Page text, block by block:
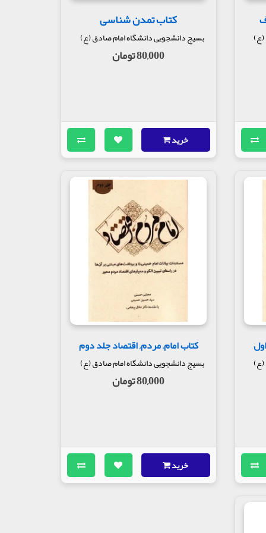
(ع)
کتاب تمدن شناسی
بسیج دانشجویی دانشگاه امام صادق (ع)
80,000 تومان
خرید
(ع)
کتاب امام, مردم, اقتصاد جلد دوم
بسیج دانشجویی دانشگاه امام صادق (ع)
80,000 تومان
خرید